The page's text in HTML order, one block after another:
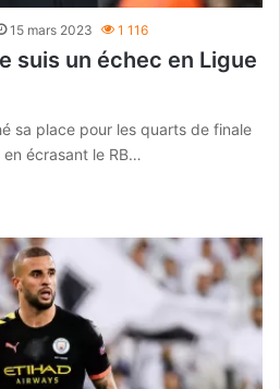
15 mars 2023 1 116
suis un échec en Ligue
sa place pour les quarts de finale
écrasant le RB…